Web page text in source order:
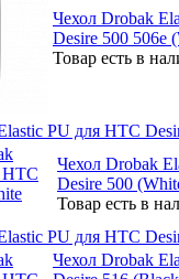
Чехол Drobak
Desire 500 506e
Товар есть в
PU для HTC
Чехол Drobak
Desire 500
Товар есть в
PU для HTC
Чехол Drobak